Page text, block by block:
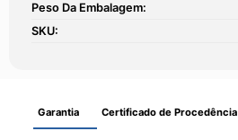
Peso Da Embalagem:
SKU:
Garantia Certificado de Procedência